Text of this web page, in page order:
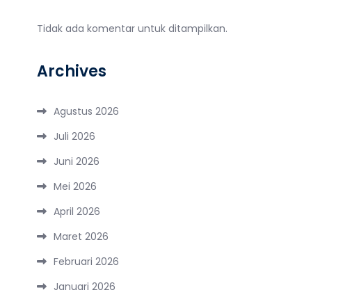
Tidak ada komentar untuk ditampilkan.
Archives
Agustus 2026
Juli 2026
Juni 2026
Mei 2026
April 2026
Maret 2026
Februari 2026
Januari 2026